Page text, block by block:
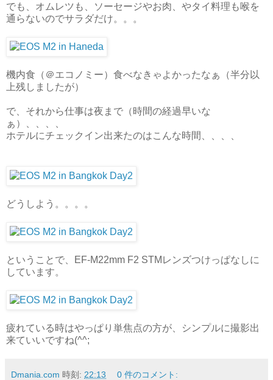
でも、オムレツも、ソーセージやお肉、やタイ料理も喉を
通らないのでサラダだけ。。。
機内食（＠エコノミー）食べなきゃよかったなぁ（半分以
上残しましたが）
で、それから仕事は夜まで（時間の経過早いな
ぁ）、、、、
ホテルにチェックイン出来たのはこんな時間、、、、
どうしよう。。。。
ということで、EF-M22mm F2 STMレンズつけっぱなしに
しています。
疲れている時はやっぱり単焦点の方が、シンプルに撮影出
来ていいですね(^^;
Dmania.com 時刻: 22:13 0 件のコメント: